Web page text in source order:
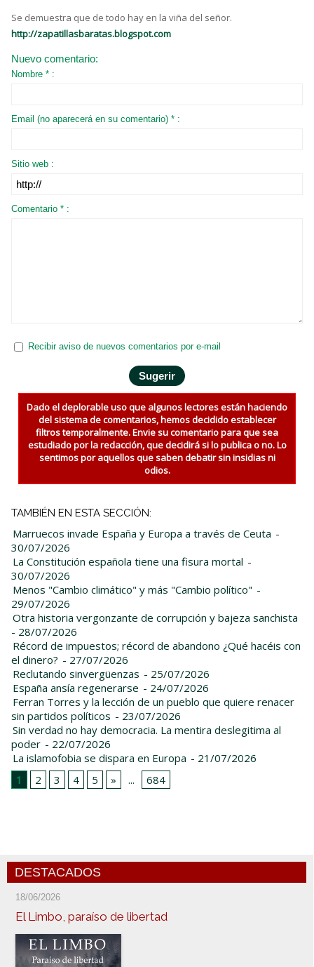
Se demuestra que de todo hay en la viña del señor.
http://zapatillasbaratas.blogspot.com
Nuevo comentario:
Nombre * :
Email (no aparecerá en su comentario) * :
Sitio web :
Comentario * :
Recibir aviso de nuevos comentarios por e-mail
Dado el deplorable uso que algunos lectores están haciendo
del sistema de comentarios, hemos decidido establecer
filtros temporalmente. Envie su comentario para que sea
estudiado por la redacción, que decidirá si lo publica o no. Lo
sentimos por aquellos que saben debatir sin insidias ni
odios.
TAMBIÉN EN ESTA SECCIÓN:
Marruecos invade España y Europa a través de Ceuta -
30/07/2026
La Constitución española tiene una fisura mortal -
30/07/2026
Menos "Cambio climático" y más "Cambio político" -
29/07/2026
Otra historia vergonzante de corrupción y bajeza sanchista
- 28/07/2026
Récord de impuestos; récord de abandono ¿Qué hacéis con
el dinero? - 27/07/2026
Reclutando sinvergüenzas - 25/07/2026
España ansía regenerarse - 24/07/2026
Ferran Torres y la lección de un pueblo que quiere renacer
sin partidos políticos - 23/07/2026
Sin verdad no hay democracia. La mentira deslegitima al
poder - 22/07/2026
La islamofobia se dispara en Europa - 21/07/2026
1
2 3 4 5 » ... 684
DESTACADOS
18/06/2026
El Limbo, paraíso de libertad